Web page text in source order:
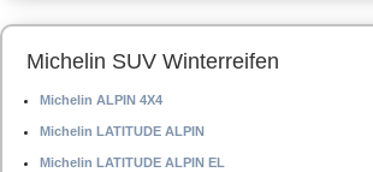
Michelin SUV Winterreifen
Michelin ALPIN 4X4
Michelin LATITUDE ALPIN
Michelin LATITUDE ALPIN EL